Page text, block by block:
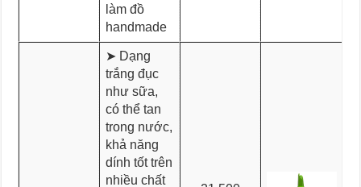
làm đồ
handmade
➤ Dạng
trắng đục
như sữa,
có thể tan
trong nước,
khả năng
dính tốt trên
nhiều chất